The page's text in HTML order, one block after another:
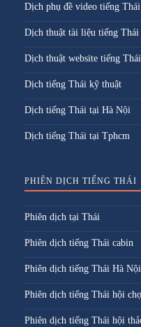
Dịch phụ đề video tiếng Thái
Dịch thuật tài liệu tiếng Thái
Dịch thuật website tiếng Thái
Dịch tiếng Thái kỹ thuật
Dịch tiếng Thái tại Hà Nội
Dịch tiếng Thái tại Tphcm
PHIÊN DỊCH TIẾNG THÁI
Phiên dịch tại Thái
Phiên dịch tiếng Thái cabin
Phiên dịch tiếng Thái Hà Nội
Phiên dịch tiếng Thái hội chợ
Phiên dịch tiếng Thái hội